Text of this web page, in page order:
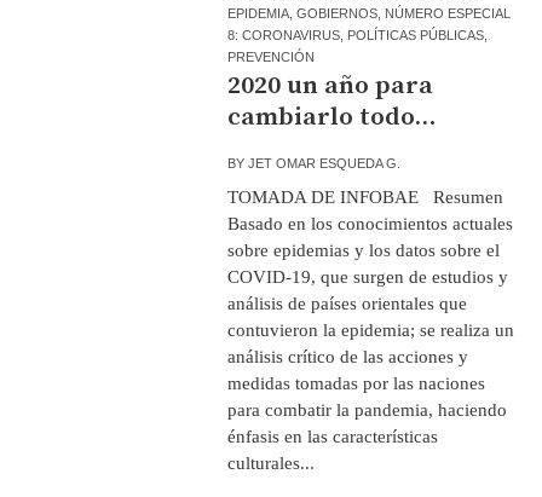
EPIDEMIA ,GOBIERNOS NÚMERO ESPECIAL
8: CORONAVIRUS POLÍTICAS PÚBLICAS
PREVENCIÓN
2020 un año para
cambiarlo todo…
BYJET OMAR ESQUEDA G.
TOMADA DE INFOBAE Resumen
Basado en los conocimientos actuales
sobre epidemias y los datos sobre el
COVID-19, que surgen de estudios y
análisis de países orientales que
contuvieron la epidemia; se realiza un
análisis crítico de las acciones y
medidas tomadas por las naciones
para combatir la pandemia, haciendo
énfasis en las características
culturales...